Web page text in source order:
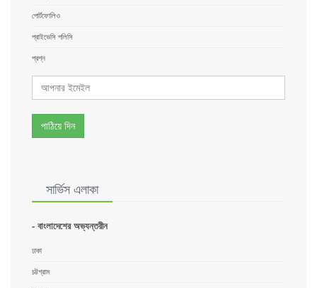
পোর্টফোলিও
প্রাইভেসি পলিসি
প্রশ্ন
পাঠিয়ে দিন
সার্ভিস এলাকা
- বাংলাদেশের অভ্যন্তরীন
ঢাকা
চট্টগ্রাম